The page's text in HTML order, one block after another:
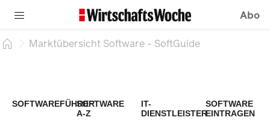
Abo
Marktübersicht Software - SoftGuide
SOFTWAREFÜHRERSOFTWARE
A-Z
IT-
DIENSTLEISTER
SOFTWARE
EINTRAGEN